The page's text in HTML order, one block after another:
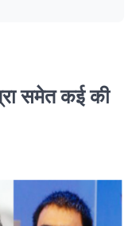
समेत कई की